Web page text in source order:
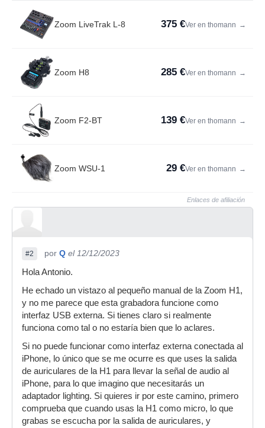
Zoom LiveTrak L-8 375 €Ver en thomann →
Zoom H8 285 €Ver en thomann →
Zoom F2-BT 139 €Ver en thomann →
Zoom WSU-1 29 €Ver en thomann →
Enlaces de afiliación
#2 por Q el 12/12/2023
Hola Antonio.
He echado un vistazo al pequeño manual de la Zoom H1,
y no me parece que esta grabadora funcione como
interfaz USB externa. Si tienes claro si realmente
funciona como tal o no estaría bien que lo aclares.
Si no puede funcionar como interfaz externa conectada al
iPhone, lo único que se me ocurre es que uses la salida
de auriculares de la H1 para llevar la señal de audio al
iPhone, para lo que imagino que necesitarás un
adaptador lighting. Si quieres ir por este camino, primero
comprueba que cuando usas la H1 como micro, lo que
grabas se escucha por la salida de auriculares, y